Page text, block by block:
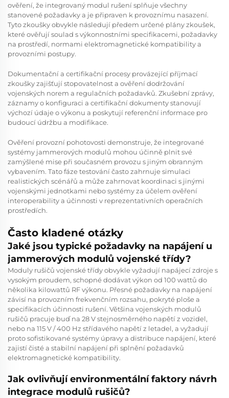
ověření, že integrovaný modul rušení splňuje všechny
stanovené požadavky a je připraven k provoznímu nasazení.
Tyto zkoušky obvykle následují předem určené plány zkoušek,
které ověřují soulad s výkonnostními specifikacemi, požadavky
na prostředí, normami elektromagnetické kompatibility a
provozními postupy.
Dokumentační a certifikační procesy provázející příjmací
zkoušky zajišťují stopovatelnost a ověření dodržování
vojenských norem a regulačních požadavků. Zkušební zprávy,
záznamy o konfiguraci a certifikační dokumenty stanovují
výchozí údaje o výkonu a poskytují referenční informace pro
budoucí údržbu a modifikace.
Ověření provozní pohotovosti demonstruje, že integrované
systémy jammerových modulů mohou účinně plnit své
zamýšlené mise při současném provozu s jiným obranným
vybavením. Tato fáze testování často zahrnuje simulaci
realistických scénářů a může zahrnovat koordinaci s jinými
vojenskými jednotkami nebo systémy za účelem ověření
interoperability a účinnosti v reprezentativních operačních
prostředích.
Často kladené otázky
Jaké jsou typické požadavky na napájení u
jammerových modulů vojenské třídy?
Moduly rušičů vojenské třídy obvykle vyžadují napájecí zdroje s
vysokým proudem, schopné dodávat výkon od 100 wattů do
několika kilowattů RF výkonu. Přesné požadavky na napájení
závisí na provozním frekvenčním rozsahu, pokryté ploše a
specifikacích účinnosti rušení. Většina vojenských modulů
rušičů pracuje buď na 28 V stejnosměrného napětí z vozidel,
nebo na 115 V / 400 Hz střídavého napětí z letadel, a vyžadují
proto sofistikované systémy úpravy a distribuce napájení, které
zajistí čisté a stabilní napájení při splnění požadavků
elektromagnetické kompatibility.
Jak ovlivňují environmentální faktory návrh
integrace modulů rušičů?